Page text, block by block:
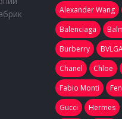
Alexander Wang
Balenciaga
Burberry
Chanel
Chloe
Fabio Monti
Gucci
Hermes